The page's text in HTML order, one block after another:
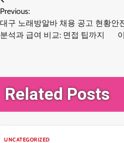
글
탐
Previous:
대구 노래방알바 채용 공고 현황
분석과 급여 비교: 면접 팁까지
안
Related Posts
UNCATEGORIZED